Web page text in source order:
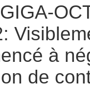
à
de